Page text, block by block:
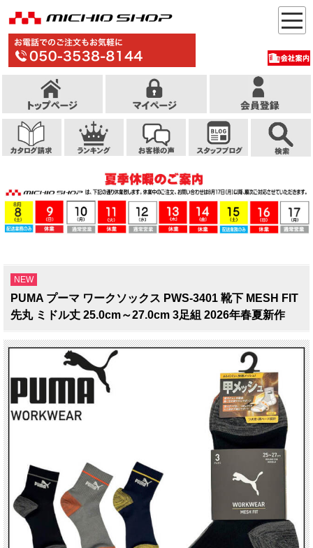
NEW
PUMA プーマ ワークソックス PWS-3401 靴下 MESH FIT
先丸 ミドル丈 25.0cm～27.0cm 3足組 2026年春夏新作